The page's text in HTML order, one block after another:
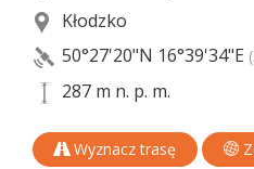
Kłodzko
50°27'20"N 16°39'34"E
287 m n. p. m.
Wyznacz trasę